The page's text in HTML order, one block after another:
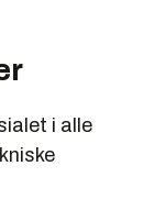
i alle